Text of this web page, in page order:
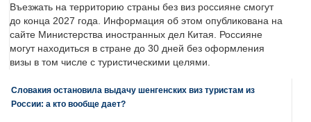
Въезжать на территорию страны без виз россияне смогут
до конца 2027 года. Информация об этом опубликована на
сайте Министерства иностранных дел Китая. Россияне
могут находиться в стране до 30 дней без оформления
визы в том числе с туристическими целями.
Словакия остановила выдачу шенгенских виз туристам из
России: а кто вообще дает?